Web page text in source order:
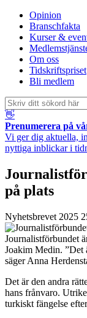
Opinion
Branschfakta
Kurser &
Om oss
Tidskriftspriset
Bli medlem
👋
Prenumerera på
Vi ger dig aktuella,
nyttiga inblickar i
på plats
Nyhetsbrevet 2025
Journalistförbundet
Joakim Medin. ”Det
säger Anna
Det är den andra
hans frånvaro.
turkiskt fängelse